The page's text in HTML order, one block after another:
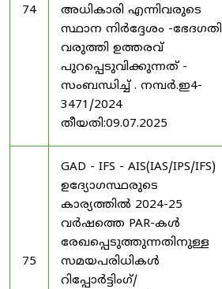
74
അധികാരി എന്നിവരുടെ
സ്ഥാന നിർദ്ദേശം -ഭേദഗതി
വരുത്തി ഉത്തരവ്
പുറപ്പെടുവിക്കുന്നത് -
സംബന്ധിച്ച് . നമ്പർ.ഇ4-
3471/2024
തീയതി:09.07.2025
75
GAD - IFS - AIS(IAS/IPS/IFS)
ഉദ്യോഗസ്ഥരുടെ
കാര്യത്തിൽ 2024-25
വർഷത്തെ PAR-കൾ
രേഖപ്പെടുത്തുന്നതിനുള്ള
സമയപരിധികൾ
റിപ്പോർട്ടിംഗ്/